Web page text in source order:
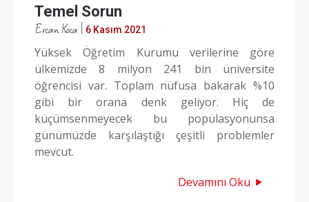
Temel Sorun
Ercan Koca | 6 Kasım 2021
Yüksek Öğretim Kurumu verilerine göre
ülkemizde 8 milyon 241 bin üniversite
öğrencisi var. Toplam nüfusa bakarak %10
gibi bir orana denk geliyor. Hiç de
küçümsenmeyecek bu popülasyonunsa
günümüzde karşılaştığı çeşitli problemler
mevcut.
Devamını Oku